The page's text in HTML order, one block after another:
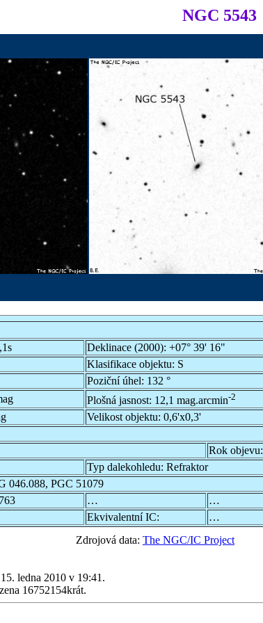
NGC 5543
Deklinace (2000): +07° 39' 16"
Klasifikace objektu: S
Poziční úhel: 132 °
Plošná jasnost: 12,1 mag.arcmin-2
Velikost objektu: 0,6'x0,3'
Rok objevu:
Typ dalekohledu: Refraktor
046.088, PGC 51079
…
…
Ekvivalentní IC:
…
Zdrojová data: The NGC/IC Project
ledna 2010 v 19:41.
16752154krát.